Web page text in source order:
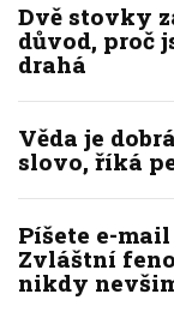
Dvě stovky
důvod, proč
drahá
Věda je
slovo, říká
Píšete e-
Zvláštní
nikdy